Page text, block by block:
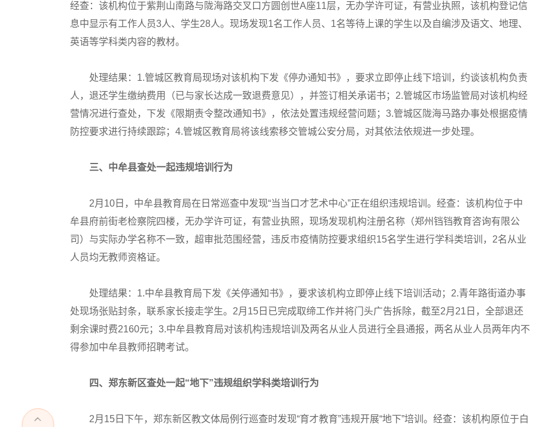
经查：该机构位于紫荆山南路与陇海路交叉口方圆创世A座11层，无办学许可证，有营业执照，该机构登记信
息中显示有工作人员3人、学生28人。现场发现1名工作人员、1名等待上课的学生以及自编涉及语文、地理、
英语等学科类内容的教材。
处理结果：1.管城区教育局现场对该机构下发《停办通知书》，要求立即停止线下培训，约谈该机构负责
人，退还学生缴纳费用（已与家长达成一致退费意见），并签订相关承诺书；2.管城区市场监管局对该机构经
营情况进行查处，下发《限期责令整改通知书》，依法处置违规经营问题；3.管城区陇海马路办事处根据疫情
防控要求进行持续跟踪；4.管城区教育局将该线索移交管城公安分局，对其依法依规进一步处理。
三、中牟县查处一起违规培训行为
2月10日，中牟县教育局在日常巡查中发现“当当口才艺术中心”正在组织违规培训。经查：该机构位于中
牟县府前街老检察院四楼，无办学许可证，有营业执照，现场发现机构注册名称（郑州铛铛教育咨询有限公
司）与实际办学名称不一致，超审批范围经营，违反市疫情防控要求组织15名学生进行学科类培训，2名从业
人员均无教师资格证。
处理结果：1.中牟县教育局下发《关停通知书》，要求该机构立即停止线下培训活动；2.青年路街道办事
处现场张贴封条，联系家长接走学生。2月15日已完成取缔工作并将门头广告拆除，截至2月21日，全部退还
剩余课时费2160元；3.中牟县教育局对该机构违规培训及两名从业人员进行全县通报，两名从业人员两年内不
得参加中牟县教师招聘考试。
四、郑东新区查处一起“地下”违规组织学科类培训行为
2月15日下午，郑东新区教文体局例行巡查时发现“育才教育”违规开展“地下”培训。经查：该机构原位于白